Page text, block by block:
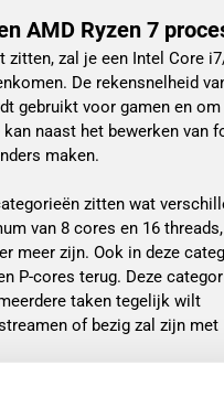
AMD Ryzen 7
zitten, zal je een Intel Core
De rekensnelheid
gebruikt voor gamen en om
naast het bewerken van
maken.
zitten wat
van 8 cores en 16
meer zijn. Ook in deze
P-cores terug. Deze
taken tegelijk wilt
of bezig zal zijn met
8 cores en 16 threads.